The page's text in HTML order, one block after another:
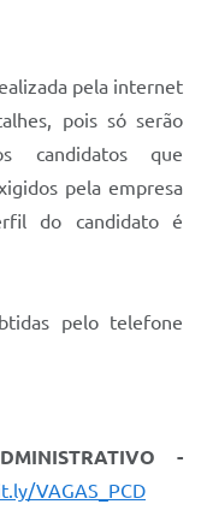
pela internet
pois só serão
candidatos que
pela empresa
do candidato é
pelo telefone
-
VAGAS_PCD